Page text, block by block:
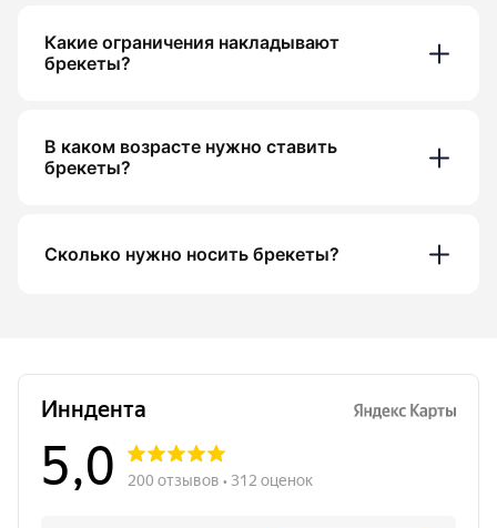
Какие ограничения накладывают
брекеты?
В каком возрасте нужно ставить
брекеты?
Сколько нужно носить брекеты?